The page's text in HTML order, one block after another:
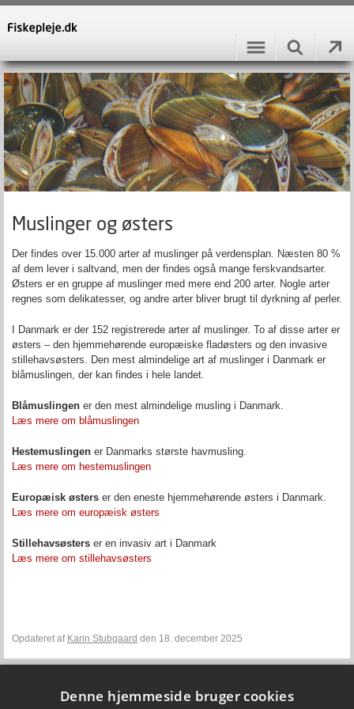
Muslinger og østers
Der findes over 15.000 arter af muslinger på verdensplan. Næsten 80 %
af dem lever i saltvand, men der findes også mange ferskvandsarter.
Østers er en gruppe af muslinger med mere end 200 arter. Nogle arter
regnes som delikatesser, og andre arter bliver brugt til dyrkning af perler.
I Danmark er der 152 registrerede arter af muslinger. To af disse arter er
østers – den hjemmehørende europæiske fladøsters og den invasive
stillehavsøsters. Den mest almindelige art af muslinger i Danmark er
blåmuslingen, der kan findes i hele landet.
Blåmuslingen er den mest almindelige musling i Danmark.
Læs mere om blåmuslingen
Hestemuslingen er Danmarks største havmusling.
Læs mere om hestemuslingen
Europæisk østers er den eneste hjemmehørende østers i Danmark.
Læs mere om europæisk østers
Stillehavsøsters er en invasiv art i Danmark
Læs mere om stillehavsøsters
Opdateret af Karin Stubgaard den 18. december 2025
Denne hjemmeside bruger cookies